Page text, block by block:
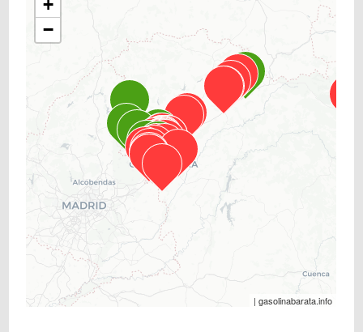
+
−
| gasolinabarata.info